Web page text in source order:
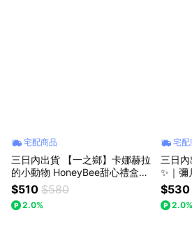
宅配商品
三日內出貨 【一之鄉】卡娜赫拉
的小動物 HoneyBee甜心禮盒｜
附提袋｜附彌月小卡
$510 $580
2.0%
宅配
三日
✨｜彌
$530
2.0%